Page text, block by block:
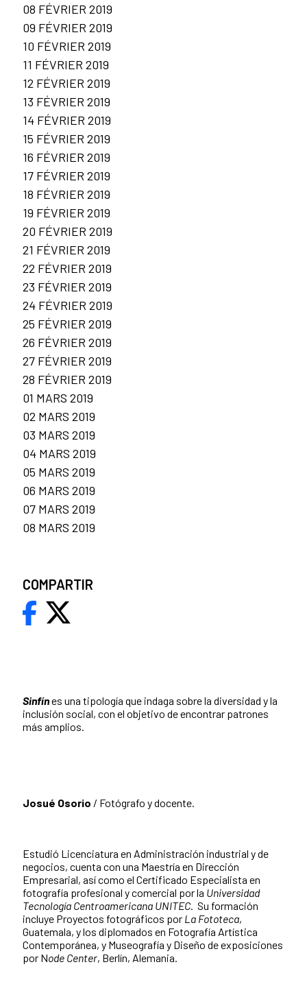
Sinfínes una tipología que indaga sobre la diversidad y la
inclusión social, con el objetivo de encontrar patrones
más amplios.
Josué Osorio / Fotógrafo y docente.
Estudió Licenciatura en Administración industrial y de
negocios, cuenta con una Maestría en Dirección
Empresarial, así como el Certificado Especialista en
fotografía profesional y comercial por la Universidad
Tecnología Centroamericana UNITEC. Su formación
incluye Proyectos fotográficos por La Fototeca,
Guatemala, y los diplomados en Fotografía Artística
Contemporánea, y Museografía y Diseño de exposiciones
por Node Center, Berlín, Alemania.
08 FÉVRIER 2019
09 FÉVRIER 2019
10 FÉVRIER 2019
11 FÉVRIER 2019
12 FÉVRIER 2019
13 FÉVRIER 2019
14 FÉVRIER 2019
15 FÉVRIER 2019
16 FÉVRIER 2019
17 FÉVRIER 2019
18 FÉVRIER 2019
19 FÉVRIER 2019
20 FÉVRIER 2019
21 FÉVRIER 2019
22 FÉVRIER 2019
23 FÉVRIER 2019
24 FÉVRIER 2019
25 FÉVRIER 2019
26 FÉVRIER 2019
27 FÉVRIER 2019
28 FÉVRIER 2019
01 MARS 2019
02 MARS 2019
03 MARS 2019
04 MARS 2019
05 MARS 2019
06 MARS 2019
07 MARS 2019
08 MARS 2019
COMPARTIR